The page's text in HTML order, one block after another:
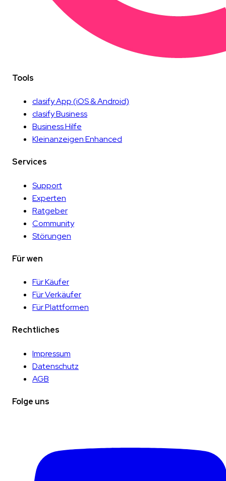
Tools
clasify App(iOS & Android)
clasify Business
Business Hilfe
Kleinanzeigen Enhanced
Services
Support
Experten
Ratgeber
Community
Störungen
Für wen
Für Käufer
Für Verkäufer
Für Plattformen
Rechtliches
Impressum
Datenschutz
AGB
Folge uns